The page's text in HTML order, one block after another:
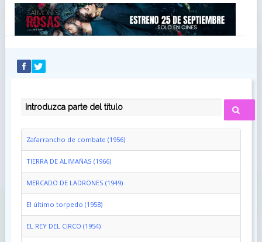
RECUÉRDEME
IDENTIFICARSE
INTRODUZCA PARTE DEL TÍTULO
Zafarrancho de combate (1956)
TIERRA DE ALIMAÑAS (1966)
MERCADO DE LADRONES (1949)
El último torpedo (1958)
EL REY DEL CIRCO (1954)